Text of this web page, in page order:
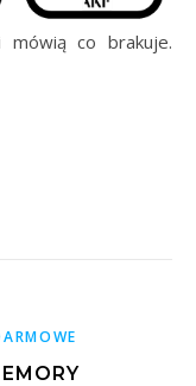
mówią co brakuje.